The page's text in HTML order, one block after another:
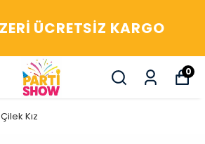
YAŞASIN! ARADIĞIM
PARTİ SHOW'DA
0
Çilek Kız